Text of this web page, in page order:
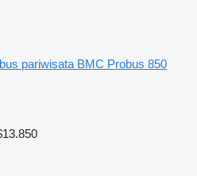
bus pariwisata BMC Probus 850